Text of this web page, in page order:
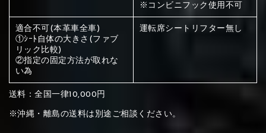
赤く塗られている場所を選択
ください
メイン生地は下記16種類からご選択ください。
赤く塗られている部分にカラ
ー選択ください
サブ生地は下記16種類からご選択ください。
赤く塗られている場所を選択
※コンビニフック使用不可
適合不可(本革車全車)
①ｼｰﾄ自体の大きさ(ファブ
リック比較)
②指定の固定方法が取れな
い為
運転席シートリフター無し
送料：全国一律10,000円
※沖縄・離島の送料は別途ご相談ください。